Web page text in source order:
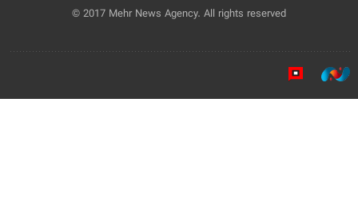
© 2017 Mehr News Agency. All rights reserved